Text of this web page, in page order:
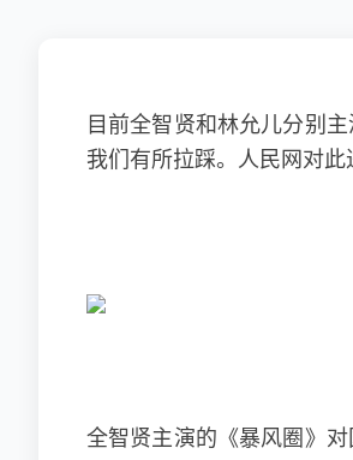
目前全智贤和林允儿分别
我们有所拉踩。人民网对此
全智贤主演的《暴风圈》